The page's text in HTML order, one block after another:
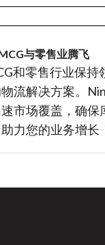
与零售业腾飞
和零售行业保持
流解决方案。
市场覆盖，确保
助力您的业务增长